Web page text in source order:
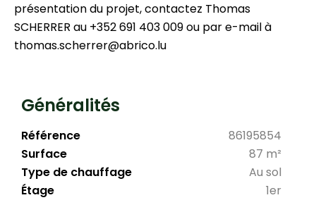
présentation du projet, contactez Thomas
SCHERRER au +352 691 403 009 ou par e-mail à
thomas.scherrer@abrico.lu
Généralités
Référence
86195854
Surface
87 m²
Type de chauffage
Au sol
Étage
1er